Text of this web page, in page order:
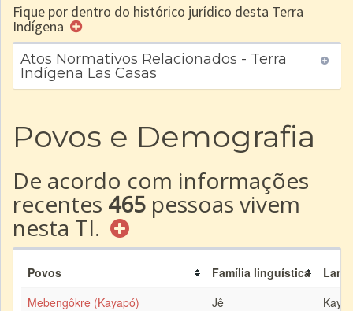
Fique por dentro do histórico jurídico desta Terra
Indígena
Atos Normativos Relacionados - Terra
Indígena Las Casas
Povos e Demografia
De acordo com informações
recentes 465 pessoas vivem
nesta TI.
Povos Família linguística
Mebengôkre (Kayapó)
Jê